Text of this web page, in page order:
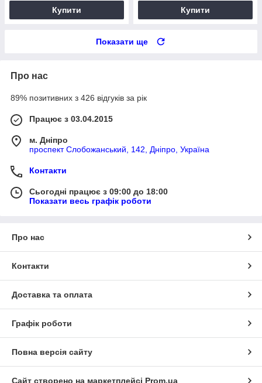
Купити Купити
Показати ще
Про нас
89% позитивних з 426 відгуків за рік
Працює з 03.04.2015
м. Дніпро
проспект Слобожанський, 142, Дніпро, Україна
Контакти
Сьогодні працює з 09:00 до 18:00
Показати весь графік роботи
Про нас
Контакти
Доставка та оплата
Графік роботи
Повна версія сайту
Сайт створено на маркетплейсі Prom.ua